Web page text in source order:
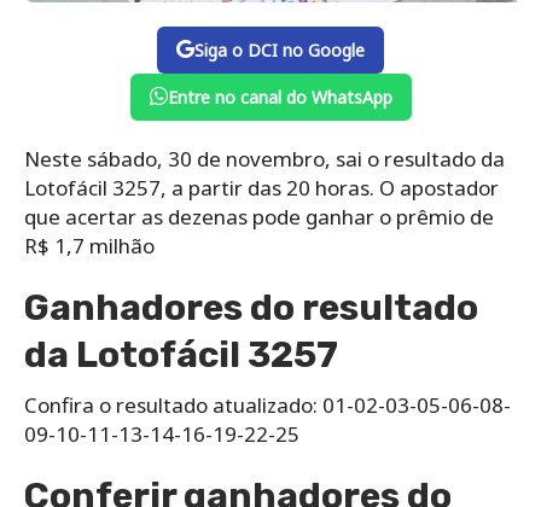
Siga o DCI no Google
Entre no canal do WhatsApp
Neste sábado, 30 de novembro, sai o resultado da
Lotofácil 3257, a partir das 20 horas. O apostador
que acertar as dezenas pode ganhar o prêmio de
R$ 1,7 milhão
Ganhadores do resultado
da Lotofácil 3257
Confira o resultado atualizado: 01-02-03-05-06-08-
09-10-11-13-14-16-19-22-25
Conferir ganhadores do